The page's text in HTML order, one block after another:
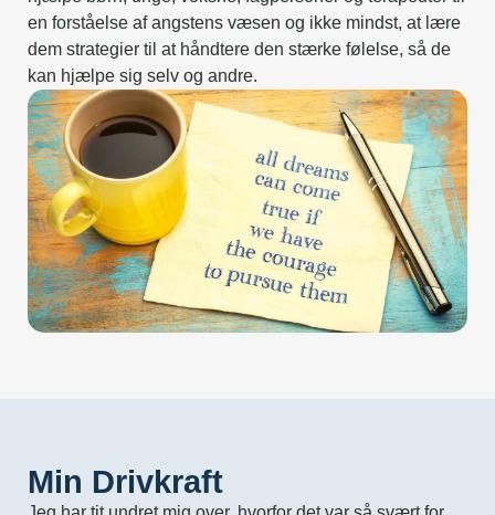
en forståelse af angstens væsen og ikke mindst, at lære
dem strategier til at håndtere den stærke følelse, så de
kan hjælpe sig selv og andre.
Min Drivkraft